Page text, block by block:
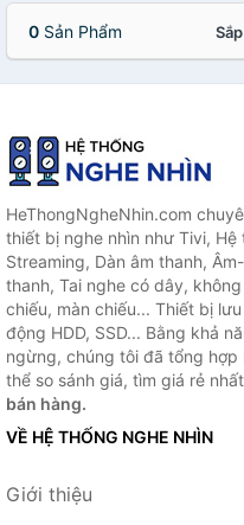
0 Sản Phẩm
HeThongNgheNhin.com
thiết bị nghe nhìn như Tivi,
Streaming, Dàn âm thanh,
thanh, Tai nghe có dây,
chiếu, màn chiếu... Thiết bị
động HDD, SSD... Bằng khả
ngừng, chúng tôi đã tổng
thể so sánh giá, tìm giá rẻ
bán hàng.
VỀ HỆ THỐNG NGHE NHÌN
Giới thiệu